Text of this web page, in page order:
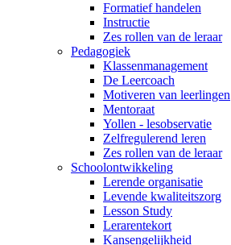
Formatief handelen
Instructie
Zes rollen van de leraar
Pedagogiek
Klassenmanagement
De Leercoach
Motiveren van leerlingen
Mentoraat
Yollen - lesobservatie
Zelfregulerend leren
Zes rollen van de leraar
Schoolontwikkeling
Lerende organisatie
Levende kwaliteitszorg
Lesson Study
Lerarentekort
Kansengelijkheid